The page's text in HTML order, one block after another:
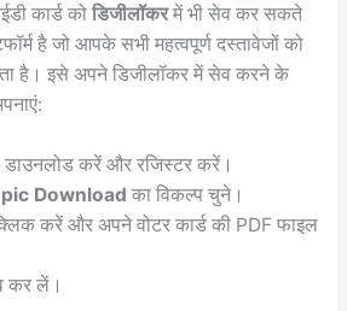
कार्ड को डिजीलॉकरमें भी सेव कर सकते
है जो आपके सभी महत्वपूर्ण दस्तावेजों को
है। इसे अपने डिजीलॉकर में सेव करने के
डाउनलोड करें और रजिस्टर करें।
Download का विकल्प चुने।
करें और अपने वोटर कार्ड की PDF फाइल
कर लें।